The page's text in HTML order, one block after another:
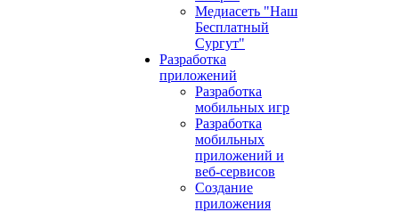
Медиасеть "Наш
Бесплатный
Сургут"
Разработка
приложений
Разработка
мобильных игр
Разработка
мобильных
приложений и
веб-сервисов
Создание
приложения